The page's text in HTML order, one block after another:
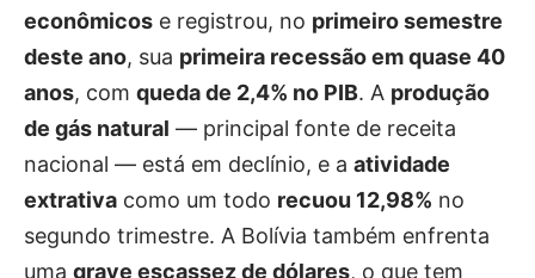
econômicos e registrou, no primeiro semestre
deste ano, sua primeira recessão em quase 40
anos, com queda de 2,4% no PIB. A produção
de gás natural — principal fonte de receita
nacional — está em declínio, e a atividade
extrativa como um todo recuou 12,98% no
segundo trimestre. A Bolívia também enfrenta
uma grave escassez de dólares, o que tem